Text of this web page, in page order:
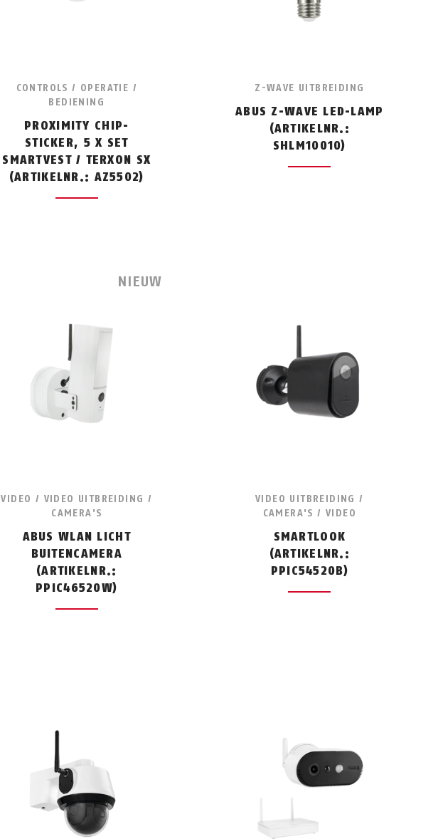
CONTROLS / OPERATIE /
BEDIENING
PROXIMITY CHIP-
STICKER, 5 X SET
SMARTVEST / TERXON SX
(ARTIKELNR.: AZ5502)
Z-WAVE UITBREIDING
ABUS Z-WAVE LED-LAMP
(ARTIKELNR.:
SHLM10010)
VIDEO / VIDEO UITBREIDING /
CAMERA'S
ABUS WLAN LICHT
BUITENCAMERA
(ARTIKELNR.:
PPIC46520W)
NIEUW
VIDEO UITBREIDING /
CAMERA'S / VIDEO
SMARTLOOK
(ARTIKELNR.:
PPIC54520B)